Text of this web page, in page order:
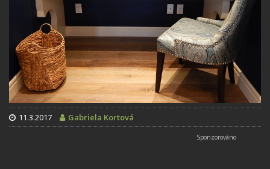
11.3.2017 Gabriela Kortová